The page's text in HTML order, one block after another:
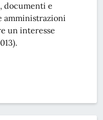
documenti e
amministrazioni
un interesse